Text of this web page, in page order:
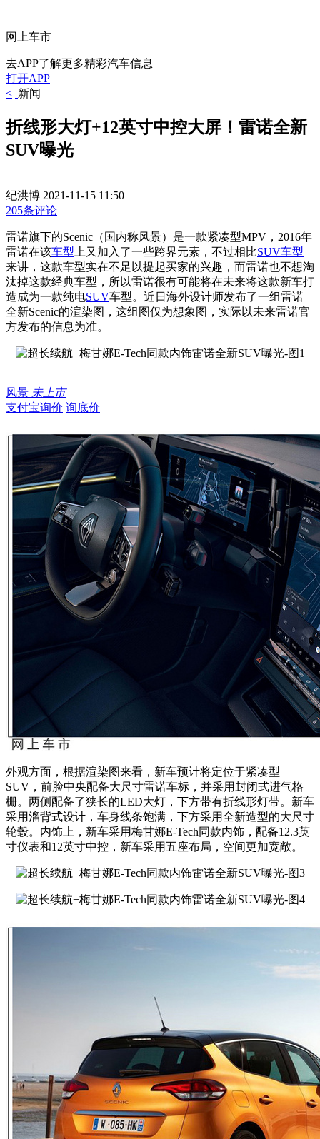
网上车市
去APP了解更多精彩汽车信息
打开APP
< 新闻
折线形大灯+12英寸中控大屏！雷诺全新
SUV曝光
纪洪博 2021-11-15 11:50
205条评论
雷诺旗下的Scenic（国内称风景）是一款紧凑型MPV，2016年
雷诺在该车型 上又加入了一些跨界元素，不过相比SUV车型
来讲，这款车型实在不足以提起买家的兴趣，而雷诺也不想淘
汰掉这款经典车型，所以雷诺很有可能将在未来将这款新车打
造成为一款纯电SUV车型。近日海外设计师发布了一组雷诺
全新Scenic的渲染图，这组图仅为想象图，实际以未来雷诺官
方发布的信息为准。
风景 未上市
支付宝询价 询底价
外观方面，根据渲染图来看，新车预计将定位于紧凑型
SUV，前脸中央配备大尺寸雷诺车标，并采用封闭式进气格
栅。两侧配备了狭长的LED大灯，下方带有折线形灯带。新车
采用溜背式设计，车身线条饱满，下方采用全新造型的大尺寸
轮毂。内饰上，新车采用梅甘娜E-Tech同款内饰，配备12.3英
寸仪表和12英寸中控，新车采用五座布局，空间更加宽敞。